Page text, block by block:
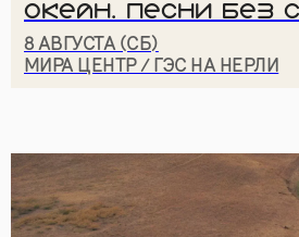
ОКЕАН. ПЕСНИ БЕЗ
8 АВГУСТА (СБ)
МИРА ЦЕНТР / ГЭС НА НЕРЛИ